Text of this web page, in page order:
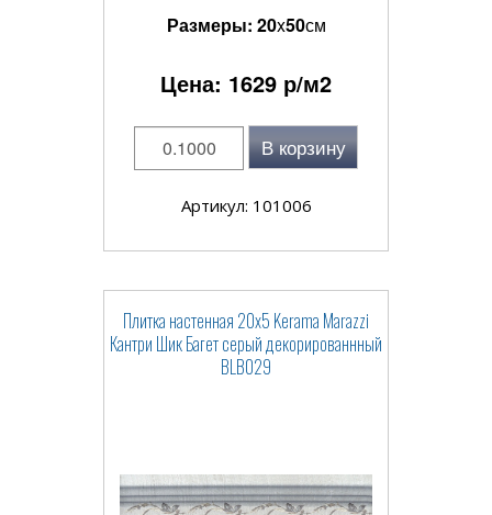
Размеры: 20x50см
Цена: 1629 р/м2
В корзину
Артикул: 101006
Плитка настенная 20x5 Kerama Marazzi
Кантри Шик Багет серый декорированнный
BLB029